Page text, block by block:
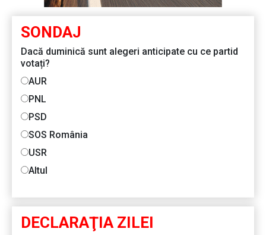
SONDAJ
Dacă duminică sunt alegeri anticipate cu ce partid
votați?
AUR
PNL
PSD
SOS România
USR
Altul
DECLARAŢIA ZILEI